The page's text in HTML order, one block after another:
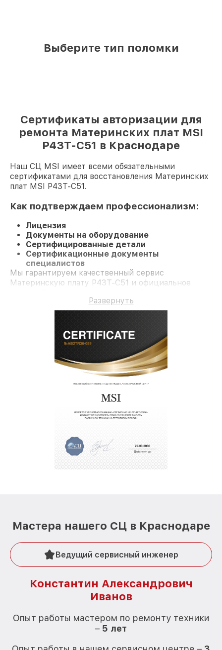
Выберите тип поломки
Сертификаты авторизации для
ремонта Материнских плат MSI
P43T-C51 в Краснодаре
Наш СЦ MSI имеет всеми обязательными
сертификатами для восстановления Материнских
плат MSI P43T-C51.
Как подтверждаем профессионализм:
Лицензия
Документы на оборудование
Сертифицированные детали
Сертификационные документы
специалистов
Мы гарантируем качественный сервис
Материнскую плату P43T-C51 и официальное
Развернуть
Мастера нашего СЦ в Краснодаре
Ведущий сервисный инженер
Константин Александрович
Иванов
Опыт работы мастером по ремонту техники
– 5 лет